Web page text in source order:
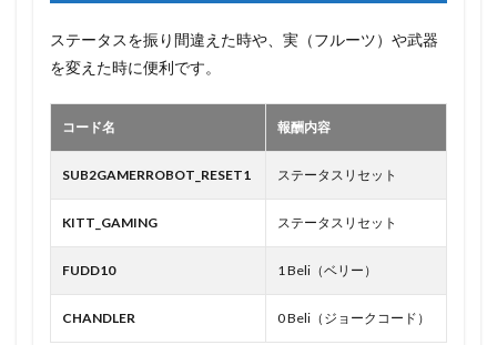
ステータスを振り間違えた時や、実（フルーツ）や武器
を変えた時に便利です。
コード名 報酬内容
SUB2GAMERROBOT_RESET1 ステータスリセット
KITT_GAMING ステータスリセット
FUDD10 1 Beli（ベリー）
CHANDLER 0 Beli（ジョークコード）